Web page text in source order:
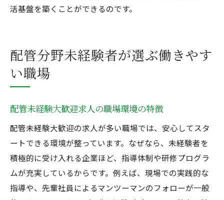
活基盤を築くことができるのです。
配管分野未経験者が選ぶ働きやす
い職場
配管未経験大歓迎求人の職場環境の特徴
配管未経験大歓迎の求人が多い職場では、安心してスタ
ートできる環境が整っています。なぜなら、未経験者を
積極的に受け入れる企業ほど、指導体制や研修プログラ
ムが充実しているからです。例えば、現場での実践的な
指導や、先輩社員によるマンツーマンのフォローが一般